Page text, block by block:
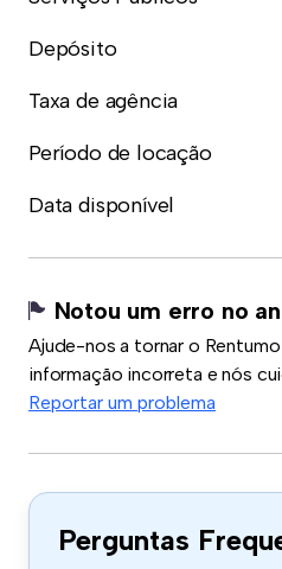
Depósito
Taxa de agência
Período de locação
Data disponível
Notou um erro no
Ajude-nos a tornar o
informação incorreta e nós
Reportar um problema
Perguntas